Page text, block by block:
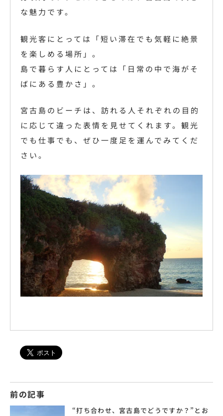
な魅力です。
観光客にとっては「短い滞在でも気軽に絶景
を楽しめる場所」。
島で暮らす人にとっては「日常の中で海がそ
ばにある豊かさ」。
宮古島のビーチは、訪れる人それぞれの目的
に応じて違った表情を見せてくれます。観光
でも仕事でも、ぜひ一度足を運んでみてくだ
さい。
前の記事
“打ち合わせ、宮古島でどうですか？”とお